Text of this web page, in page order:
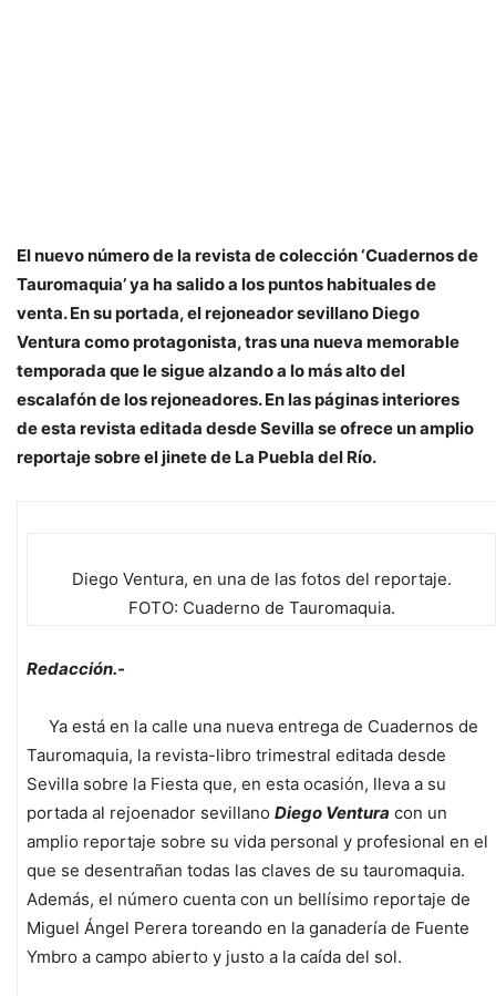
El nuevo número de la revista de colección ‘Cuadernos de
Tauromaquia’ ya ha salido a los puntos habituales de
venta. En su portada, el rejoneador sevillano Diego
Ventura como protagonista, tras una nueva memorable
temporada que le sigue alzando a lo más alto del
escalafón de los rejoneadores. En las páginas interiores
de esta revista editada desde Sevilla se ofrece un amplio
reportaje sobre el jinete de La Puebla del Río.
Diego Ventura, en una de las fotos del reportaje.
FOTO: Cuaderno de Tauromaquia.
Redacción.-
Ya está en la calle una nueva entrega de Cuadernos de
Tauromaquia, la revista-libro trimestral editada desde
Sevilla sobre la Fiesta que, en esta ocasión, lleva a su
portada al rejoenador sevillano Diego Ventura con un
amplio reportaje sobre su vida personal y profesional en el
que se desentrañan todas las claves de su tauromaquia.
Además, el número cuenta con un bellísimo reportaje de
Miguel Ángel Perera toreando en la ganadería de Fuente
Ymbro a campo abierto y justo a la caída del sol.